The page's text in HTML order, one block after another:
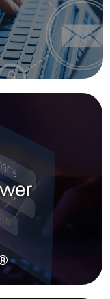
de
aplicaciones,